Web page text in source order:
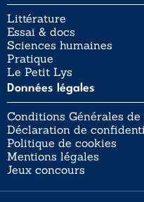
Littérature
Essai & docs
Sciences humaines
Pratique
Le Petit Lys
Données légales
Conditions Générales de
Déclaration de
Politique de cookies
Mentions légales
Jeux concours